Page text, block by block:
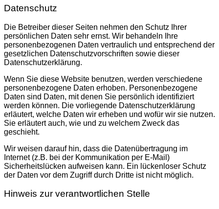
Datenschutz
Die Betreiber dieser Seiten nehmen den Schutz Ihrer
persönlichen Daten sehr ernst. Wir behandeln Ihre
personenbezogenen Daten vertraulich und entsprechend der
gesetzlichen Datenschutzvorschriften sowie dieser
Datenschutzerklärung.
Wenn Sie diese Website benutzen, werden verschiedene
personenbezogene Daten erhoben. Personenbezogene
Daten sind Daten, mit denen Sie persönlich identifiziert
werden können. Die vorliegende Datenschutzerklärung
erläutert, welche Daten wir erheben und wofür wir sie nutzen.
Sie erläutert auch, wie und zu welchem Zweck das
geschieht.
Wir weisen darauf hin, dass die Datenübertragung im
Internet (z.B. bei der Kommunikation per E-Mail)
Sicherheitslücken aufweisen kann. Ein lückenloser Schutz
der Daten vor dem Zugriff durch Dritte ist nicht möglich.
Hinweis zur verantwortlichen Stelle